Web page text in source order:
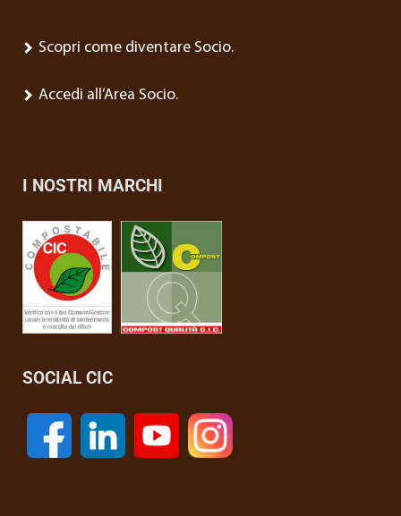
Scopri come diventare Socio.
Accedi all’Area Socio.
I NOSTRI MARCHI
SOCIAL CIC